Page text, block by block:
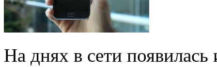
На днях в сети